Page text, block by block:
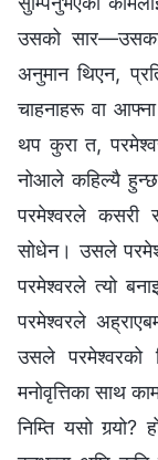
उसको सार—उसका
अनुमान थिएन,
चाहनाहरू वा
थप कुरा त,
नोआले कहिल्यै
परमेश्‍वरले कसरी
सोधेन। उसले
परमेश्‍वरले त्यो
परमेश्‍वरले
उसले परमेश्‍वरको
मनोवृत्तिका साथ
निम्ति यसो